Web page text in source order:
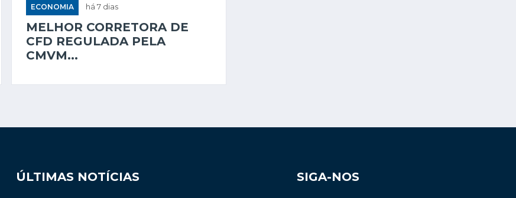
ECONOMIA há 7 dias
MELHOR CORRETORA DE
CFD REGULADA PELA
CMVM...
ÚLTIMAS NOTÍCIAS SIGA-NOS